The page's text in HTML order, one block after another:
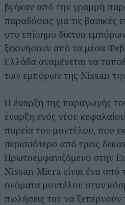
βγήκαν από την γραμμή
παραδόσεις για τις βασικές
στο επίσημο δίκτυο
ξεκινήσουν από τα μέσα
Ελλάδα αναμένεται να
των εμπόρων της Nissan
Η έναρξη της παραγωγής
έναρξη ενός νέου
πορεία του μοντέλου, που
περισσότερο από τρεις
Πρωτοεμφανιζόμενο στην
Nissan Micra είναι ένα από
ονόματα μοντέλου στον
πωλήσεις του να ξεπερνούν